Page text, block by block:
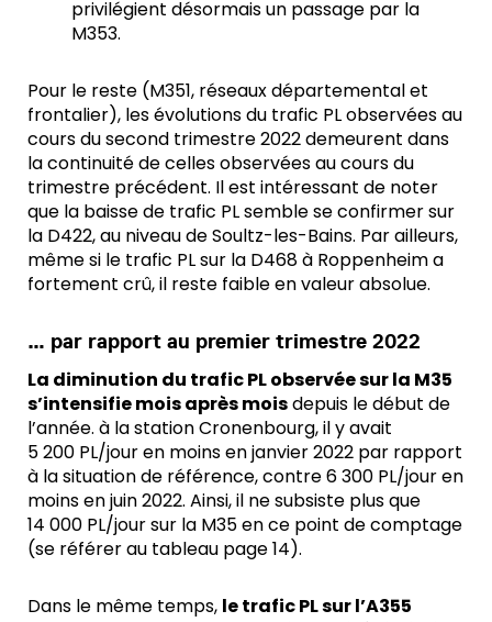
privilégient désormais un passage par la
M353.
Pour le reste (M351, réseaux départemental et
frontalier), les évolutions du trafic PL observées au
cours du second trimestre 2022 demeurent dans
la continuité de celles observées au cours du
trimestre précédent. Il est intéressant de noter
que la baisse de trafic PL semble se confirmer sur
la D422, au niveau de Soultz-les-Bains. Par ailleurs,
même si le trafic PL sur la D468 à Roppenheim a
fortement crû, il reste faible en valeur absolue.
… par rapport au premier trimestre 2022
La diminution du trafic PL observée sur la M35
s’intensifie mois après moisdepuis le début de
l’année. à la station Cronenbourg, il y avait
5 200 PL/jour en moins en janvier 2022 par rapport
à la situation de référence, contre 6 300 PL/jour en
moins en juin 2022. Ainsi, il ne subsiste plus que
14 000 PL/jour sur la M35 en ce point de comptage
(se référer au tableau page 14).
Dans le même temps, le trafic PL sur l’A355